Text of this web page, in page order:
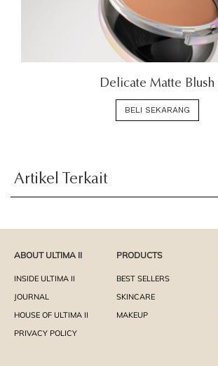
Delicate Matte Blush
BELI SEKARANG
Artikel Terkait
ABOUT ULTIMA II
INSIDE ULTIMA II
JOURNAL
HOUSE OF ULTIMA II
PRIVACY POLICY
PRODUCTS
BEST SELLERS
SKINCARE
MAKEUP